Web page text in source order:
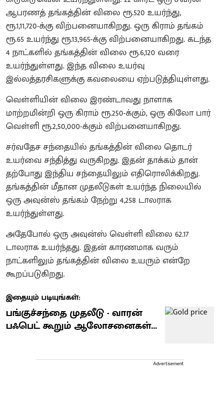
ஆபரணத் தங்கத்தின் விலை ரூ.520 உயர்ந்து,
ரூ.1,11,720-க்கு விற்பனையாகிறது. ஒரு கிராம் தங்கம்
ரூ.65 உயர்ந்து ரூ.13,965-க்கு விற்பனையாகிறது. கடந்த
4 நாட்களில் தங்கத்தின் விலை ரூ.6,120 வரை
உயர்ந்துள்ளது. இந்த விலை உயர்வு
இல்லத்தரசிகளுக்கு கவலையை ஏற்படுத்தியுள்ளது.
வெள்ளியின் விலை இரண்டாவது நாளாக
மாற்றமின்றி ஒரு கிராம் ரூ.250-க்கும், ஒரு கிலோ பார்
வெள்ளி ரூ.2,50,000-க்கும் விற்பனையாகிறது.
சர்வதேச சந்தையில் தங்கத்தின் விலை தொடர்
உயர்வை சந்தித்து வருகிறது. இதன் தாக்கம் தான்
தற்போது இந்திய சந்தையிலும் எதிரொலிக்கிறது.
தங்கத்தின் மீதான முதலீடுகள் உயர்ந்த நிலையில்
ஒரு அவுன்ஸ் தங்கம் நேற்று 4,258 டாலராக
உயர்ந்துள்ளது.
அதேபோல் ஒரு அவுன்ஸ் வெள்ளி விலை 62.17
டாலராக உயர்ந்தது. இதன் காரணமாக வரும்
நாட்களிலும் தங்கத்தின் விலை உயரும் என்றே
கூறப்படுகிறது.
இதையும் படியுங்கள்:
பங்குச்சந்தை முதலீடு - வாரன்
பஃபெட் கூறும் ஆலோசனைகள்...
Advertisement